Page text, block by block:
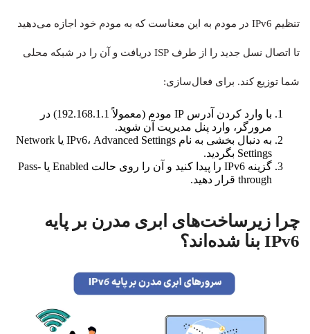
تنظیم IPv6 در مودم به این معناست که به مودم خود اجازه می‌دهید
تا اتصال نسل جدید را از طرف ISP دریافت و آن را در شبکه محلی
شما توزیع کند. برای فعال‌سازی:
با وارد کردن آدرس IP مودم (معمولاً 192.168.1.1) در
مرورگر، وارد پنل مدیریت آن شوید.
به دنبال بخشی به نام IPv6، Advanced Settings یا Network
Settings بگردید.
گزینه IPv6 را پیدا کنید و آن را روی حالت Enabled یا Pass-
through قرار دهید.
چرا زیرساخت‌های ابری مدرن بر پایه
IPv6 بنا شده‌اند؟